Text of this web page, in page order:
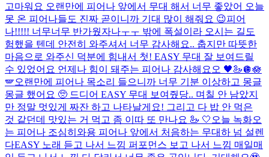
고마워요 오랜만에 피어나 앞에서 무대 해서 너무 좋았어 오늘
못 온 피어나들도 진짜 곧이니까 기대 많이 해줘요 😉​피어
나!!!!! 너무너무 반가웠자나ㅜㅜ 밖에 폭설이라 오시는 길도
험했을 텐데 안전히 와주셔서 너무 감사해요.. 춥지만 따뜻한
마음으로 와주신 덕분에 힘내서 첫! EASY 무대 잘 보여드릴
수 있었어요 언제나 힘이 돼주는 피어나 감사해요오 🖤🦢🪩🪷
🪽오랜만에 피어나 목소리 들으니까 너무 기분 이상하고 몽글
몽글 했어요 🥺 드디어 EASY 무대 보여줬당.. 며칠 안 남았지
만 정말 멋있게 짜잔 하고 나타날게요! 그리고 다 밥 안 먹은
것 같던데 맛있는 거 먹고 좀 이따 또 만나요 🦢 🤍 오늘 녹화오
는 피어나 조심히와용 피어나 앞에서 처음하는 무대하 넘 설렌
다EASY 노래 듣고 나서 느낌 퍼포먼스 보고 나서 느낌 매일매